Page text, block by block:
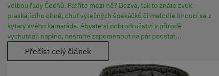
volbou řady Čechů. Patříte mezi ně? Bezva, tak to znáte zvuk
praskajícího ohně, chuť výtečných špekáčků či melodie linoucí se z
kytary svého kamaráda. Abyste si dobrodružství v přírodě
vychutnali naplno, nesmíte zapomenout na pár podstat...
Přečíst celý článek